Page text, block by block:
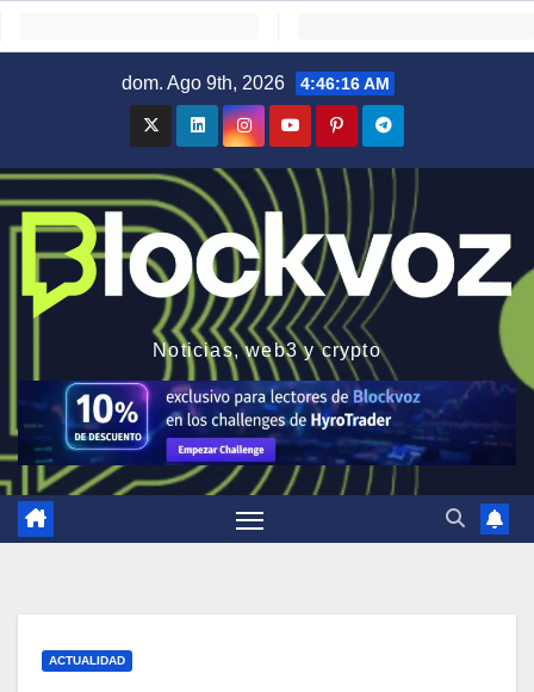
dom. Ago 9th, 2026 4:46:17 AM
Noticias, web3 y crypto
ACTUALIDAD